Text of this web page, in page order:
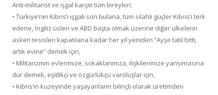
Anti-militarist ve işgal karşıtı tüm bireyleri;
• Türkiye’nin Kıbrıs’ı işgali son bulana, tüm silahlı güçler Kıbrıs’ı terk
edene, İngiliz üsleri ve ABD başta olmak üzerine diğer ülkelerin
askeri tesisleri kapatılana kadar her yıl yeniden “Ayşe tatil bitti,
artık evine” demek için,
• Militarizmin evlerimize, sokaklarımıza, ilişkilerimize yansımasına
dur demek, eşitlikçi ve özgürlükçü varoluşlar için,
• Kıbrıs’ın kuzeyinde yaşayanların bilinçli olarak üretimden